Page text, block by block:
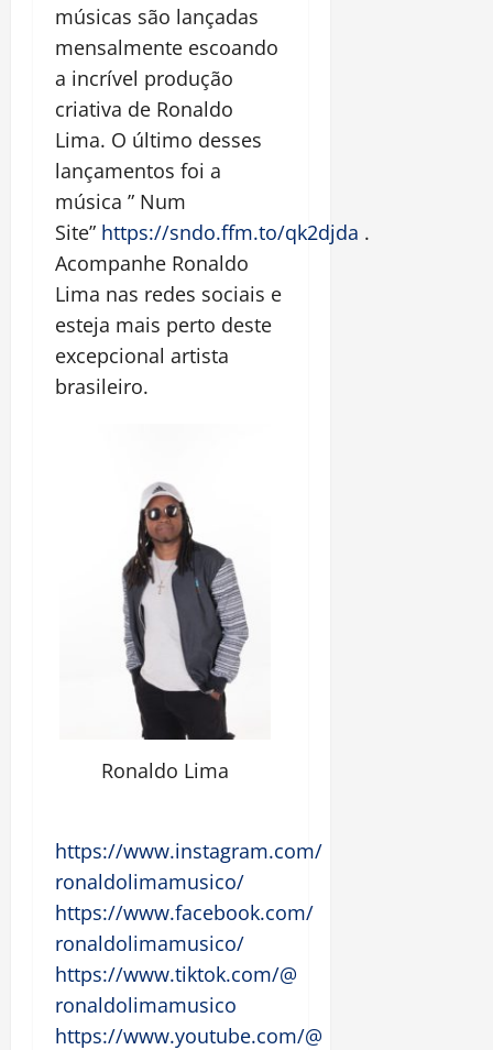
músicas são lançadas
mensalmente escoando
a incrível produção
criativa de Ronaldo
Lima. O último desses
lançamentos foi a
música ” Num
Site” https://sndo.ffm.to/qk2djda .
Acompanhe Ronaldo
Lima nas redes sociais e
esteja mais perto deste
excepcional artista
brasileiro.
Ronaldo Lima
https://www.instagram.com/
ronaldolimamusico/
https://www.facebook.com/
ronaldolimamusico/
https://www.tiktok.com/@
ronaldolimamusico
https://www.youtube.com/@